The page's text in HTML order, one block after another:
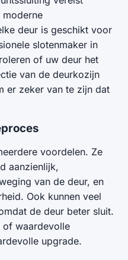
moderne
deur is geschikt voor
slotenmaker in
of uw deur het
van de deurkozijn
er zeker van te zijn dat
voordelen. Ze
aanzienlijk,
van de deur, en
Ook kunnen veel
de deur beter sluit.
of waardevolle
upgrade.